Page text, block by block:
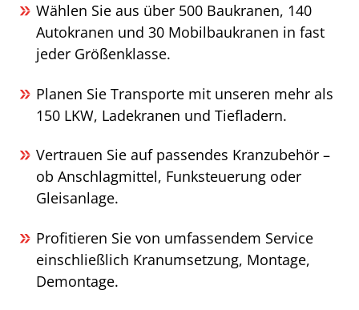
Wählen Sie aus über 500 Baukranen, 140
Autokranen und 30 Mobilbaukranen in fast
jeder Größenklasse.
Planen Sie Transporte mit unseren mehr als
150 LKW, Ladekranen und Tiefladern.
Vertrauen Sie auf passendes Kranzubehör –
ob Anschlagmittel, Funksteuerung oder
Gleisanlage.
Profitieren Sie von umfassendem Service
einschließlich Kranumsetzung, Montage,
Demontage.